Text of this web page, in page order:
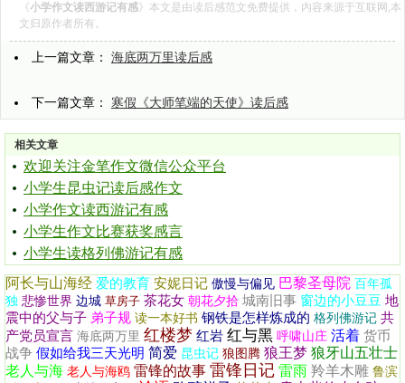
《小学作文读西游记有感》本文是由读后感范文免费提供，内容来源于互联网,本
文归原作者所有。
上一篇文章： 海底两万里读后感
下一篇文章： 寒假《大师笔端的天使》读后感
相关文章
欢迎关注金笔作文微信公众平台
小学生昆虫记读后感作文
小学作文读西游记有感
小学生作文比赛获奖感言
小学生读格列佛游记有感
阿长与山海经 爱的教育 安妮日记 傲慢与偏见 巴黎圣母院 百年孤
独 悲惨世界 边城 草房子 茶花女 朝花夕拾 城南旧事 窗边的小豆豆 地
震中的父与子 弟子规 读一本好书 钢铁是怎样炼成的 格列佛游记 共
产党员宣言 海底两万里 红楼梦 红岩 红与黑 呼啸山庄 活着 货币
战争 假如给我三天光明 简爱 昆虫记 狼图腾 狼王梦 狼牙山五壮士
老人与海 老人与海鸥 雷锋的故事 雷锋日记 雷雨 羚羊木雕 鲁滨